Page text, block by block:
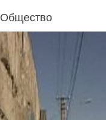
Общество